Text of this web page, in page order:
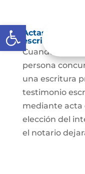
Abrir barra de
Actas de
escritura
Cuando se
persona
una escritura
testimonio
mediante acta
elección del
el notario